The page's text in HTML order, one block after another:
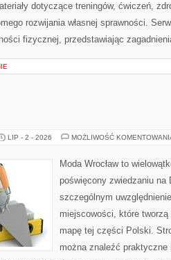
dotyczące treningów, ćwiczeń,
rozwijania własnej sprawności.
fizycznej, przedstawiając
LIP - 2 - 2026 MOŻLIWOŚĆ
Moda Wrocław to
poświęcony zwiedzaniu na
szczególnym
miejscowości, które
mapę tej części Polski.
można znaleźć